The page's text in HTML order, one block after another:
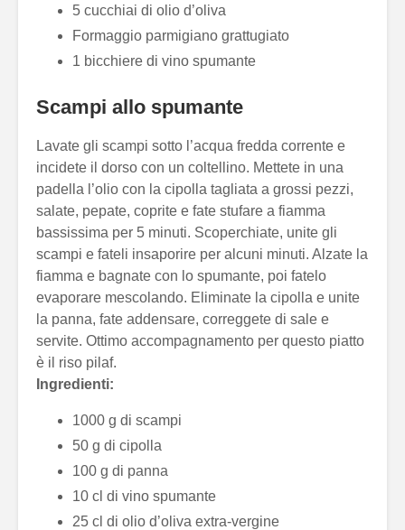
5 cucchiai di olio d’oliva
Formaggio parmigiano grattugiato
1 bicchiere di vino spumante
Scampi allo spumante
Lavate gli scampi sotto l’acqua fredda corrente e
incidete il dorso con un coltellino. Mettete in una
padella l’olio con la cipolla tagliata a grossi pezzi,
salate, pepate, coprite e fate stufare a fiamma
bassissima per 5 minuti. Scoperchiate, unite gli
scampi e fateli insaporire per alcuni minuti. Alzate la
fiamma e bagnate con lo spumante, poi fatelo
evaporare mescolando. Eliminate la cipolla e unite
la panna, fate addensare, correggete di sale e
servite. Ottimo accompagnamento per questo piatto
è il riso pilaf.
Ingredienti:
1000 g di scampi
50 g di cipolla
100 g di panna
10 cl di vino spumante
25 cl di olio d’oliva extra-vergine